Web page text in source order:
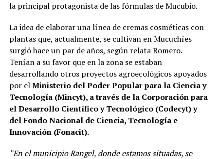
la principal protagonista de las fórmulas de Mucubio.
La idea de elaborar una línea de cremas cosméticas con
plantas que, actualmente, se cultivan en Mucuchíes
surgió hace un par de años, según relata Romero.
Tenían a su favor que en la zona se estaban
desarrollando otros proyectos agroecológicos apoyados
por elMinisterio del Poder Popular para la Ciencia y
Tecnología (Mincyt), a través de la Corporación para
el Desarrollo Científico y Tecnológico (Codecyt) y
del Fondo Nacional de Ciencia, Tecnología e
Innovación (Fonacit).
“En el municipio Rangel, donde estamos situadas, se